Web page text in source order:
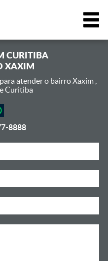
CURITIBA
XAXIM
atender o bairro Xaxim ,
Curitiba
8888